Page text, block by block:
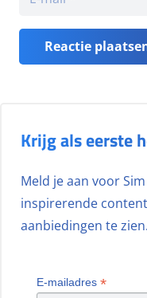
Reactie
Krijg als eerste
Meld je aan voor
inspirerende
aanbiedingen te zien.
E-mailadres *